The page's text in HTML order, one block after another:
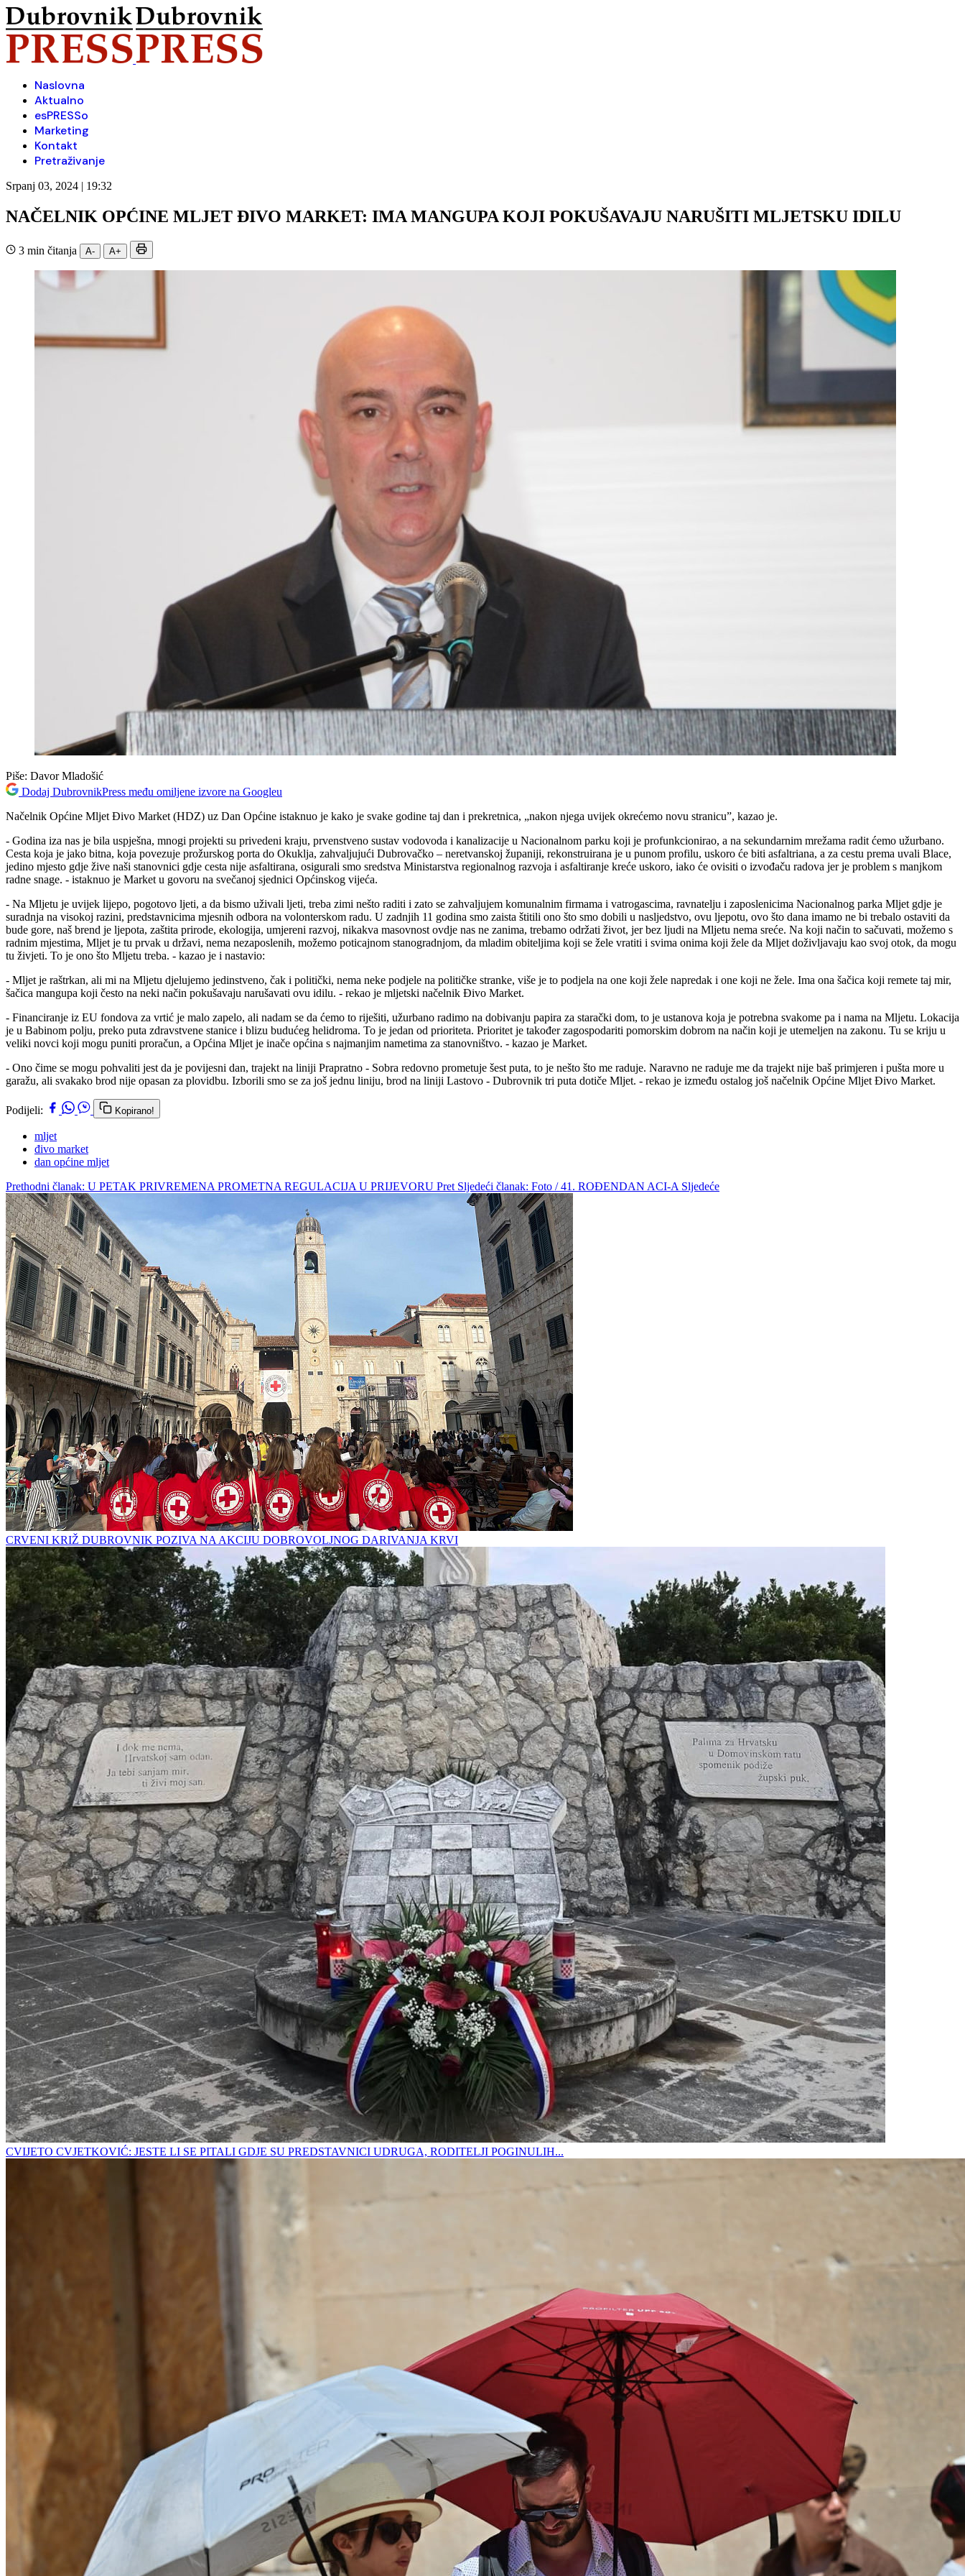
Naslovna
Aktualno
esPRESSo
Marketing
Kontakt
Pretraživanje
Srpanj 03, 2024 | 19:32
NAČELNIK OPĆINE MLJET ĐIVO MARKET: IMA MANGUPA KOJI POKUŠAVAJU NARUŠITI MLJETSKU IDILU
3 min čitanja A- A+
Piše: Davor Mladošić
Dodaj DubrovnikPress među omiljene izvore na Googleu
Načelnik Općine Mljet Đivo Market (HDZ) uz Dan Općine istaknuo je kako je svake godine taj dan i prekretnica, „nakon njega uvijek okrećemo novu stranicu”, kazao je.
- Godina iza nas je bila uspješna, mnogi projekti su privedeni kraju, prvenstveno sustav vodovoda i kanalizacije u Nacionalnom parku koji je profunkcionirao, a na sekundarnim mrežama radit ćemo užurbano.
Cesta koja je jako bitna, koja povezuje prožurskog porta do Okuklja, zahvaljujući Dubrovačko – neretvanskoj županiji, rekonstruirana je u punom profilu, uskoro će biti asfaltriana, a za cestu prema uvali Blace,
jedino mjesto gdje žive naši stanovnici gdje cesta nije asfaltirana, osigurali smo sredstva Ministarstva regionalnog razvoja i asfaltiranje kreće uskoro, iako će ovisiti o izvođaču radova jer je problem s manjkom
radne snage. - istaknuo je Market u govoru na svečanoj sjednici Općinskog vijeća.
- Na Mljetu je uvijek lijepo, pogotovo ljeti, a da bismo uživali ljeti, treba zimi nešto raditi i zato se zahvaljujem komunalnim firmama i vatrogascima, ravnatelju i zaposlenicima Nacionalnog parka Mljet gdje je
suradnja na visokoj razini, predstavnicima mjesnih odbora na volonterskom radu. U zadnjih 11 godina smo zaista štitili ono što smo dobili u nasljedstvo, ovu ljepotu, ovo što dana imamo ne bi trebalo ostaviti da
bude gore, naš brend je ljepota, zaštita prirode, ekologija, umjereni razvoj, nikakva masovnost ovdje nas ne zanima, trebamo održati život, jer bez ljudi na Mljetu nema sreće. Na koji način to sačuvati, možemo s
radnim mjestima, Mljet je tu prvak u državi, nema nezaposlenih, možemo poticajnom stanogradnjom, da mladim obiteljima koji se žele vratiti i svima onima koji žele da Mljet doživljavaju kao svoj otok, da mogu
tu živjeti. To je ono što Mljetu treba. - kazao je i nastavio:
- Mljet je raštrkan, ali mi na Mljetu djelujemo jedinstveno, čak i politički, nema neke podjele na političke stranke, više je to podjela na one koji žele napredak i one koji ne žele. Ima ona šačica koji remete taj mir,
šačica mangupa koji često na neki način pokušavaju narušavati ovu idilu. - rekao je mljetski načelnik Đivo Market.
- Financiranje iz EU fondova za vrtić je malo zapelo, ali nadam se da ćemo to riješiti, užurbano radimo na dobivanju papira za starački dom, to je ustanova koja je potrebna svakome pa i nama na Mljetu. Lokacija
je u Babinom polju, preko puta zdravstvene stanice i blizu budućeg helidroma. To je jedan od prioriteta. Prioritet je također zagospodariti pomorskim dobrom na način koji je utemeljen na zakonu. Tu se kriju u
veliki novci koji mogu puniti proračun, a Općina Mljet je inače općina s najmanjim nametima za stanovništvo. - kazao je Market.
- Ono čime se mogu pohvaliti jest da je povijesni dan, trajekt na liniji Prapratno - Sobra redovno prometuje šest puta, to je nešto što me raduje. Naravno ne raduje me da trajekt nije baš primjeren i pušta more u
garažu, ali svakako brod nije opasan za plovidbu. Izborili smo se za još jednu liniju, brod na liniji Lastovo - Dubrovnik tri puta dotiče Mljet. - rekao je između ostalog još načelnik Općine Mljet Đivo Market.
Podijeli: Kopirano!
mljet
đivo market
dan općine mljet
Prethodni članak: U PETAK PRIVREMENA PROMETNA REGULACIJA U PRIJEVORU Pret Sljedeći članak: Foto / 41. ROĐENDAN ACI-A Sljedeće
CRVENI KRIŽ DUBROVNIK POZIVA NA AKCIJU DOBROVOLJNOG DARIVANJA KRVI
CVIJETO CVJETKOVIĆ: JESTE LI SE PITALI GDJE SU PREDSTAVNICI UDRUGA, RODITELJI POGINULIH...